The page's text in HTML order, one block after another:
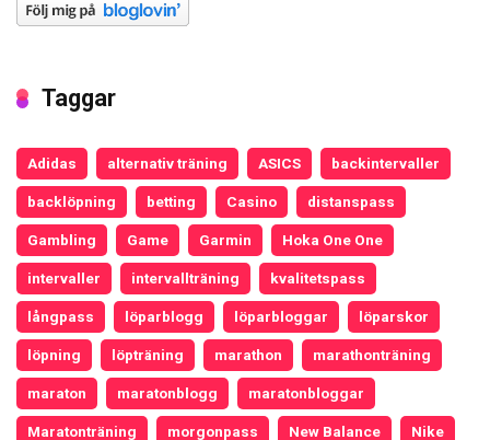
Taggar
Adidas alternativ träning ASICS backintervaller
backlöpning betting Casino distanspass
Gambling Game Garmin Hoka One One
intervaller intervallträning kvalitetspass
långpass löparblogg löparbloggar löparskor
löpning löpträning marathon marathonträning
maraton maratonblogg maratonbloggar
Maratonträning morgonpass New Balance Nike